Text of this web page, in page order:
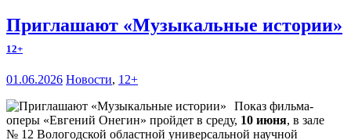
Приглашают «Музыкальные истории»
12+
01.06.2026 Новости, 12+
Показ фильма-
оперы «Евгений Онегин» пройдет в среду, 10 июня, в зале
№ 12 Вологодской областной универсальной научной